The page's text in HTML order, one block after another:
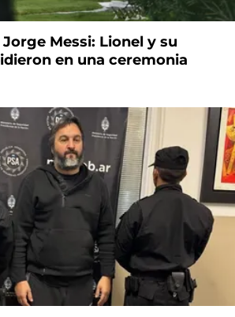
Messi: Lionel y su
en una ceremonia